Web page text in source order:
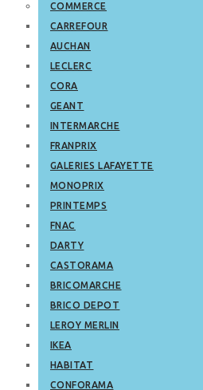
COMMERCE
CARREFOUR
AUCHAN
LECLERC
CORA
GEANT
INTERMARCHE
FRANPRIX
GALERIES LAFAYETTE
MONOPRIX
PRINTEMPS
FNAC
DARTY
CASTORAMA
BRICOMARCHE
BRICO DEPOT
LEROY MERLIN
IKEA
HABITAT
CONFORAMA